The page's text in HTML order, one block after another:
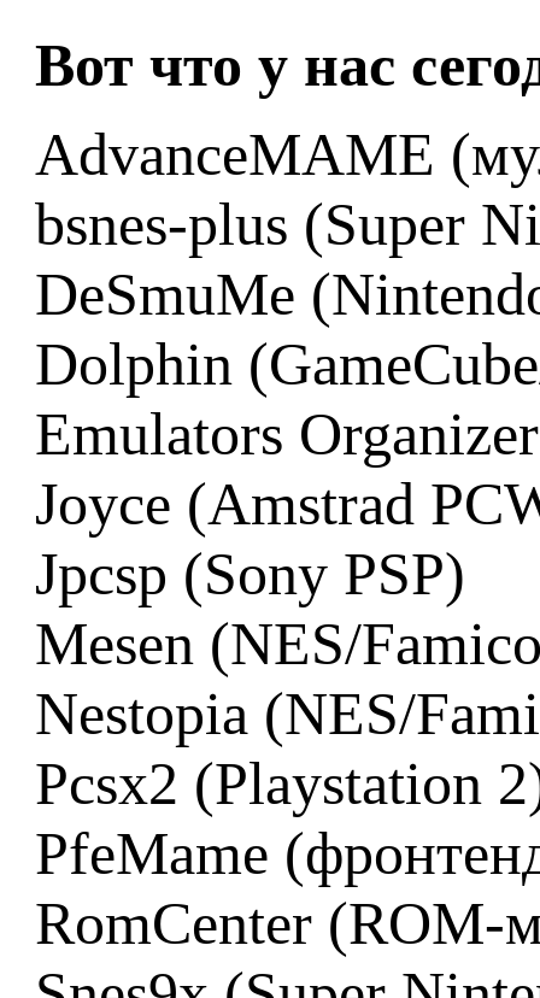
Вот что у нас
AdvanceMAME
bsnes-plus (Super
DeSmuMe
Dolphin
Emulators
Joyce (Amstrad
Jpcsp (Sony PSP)
Mesen (NES/
Nestopia (NES/
Pcsx2 (Playstation
PfeMame
RomCenter (ROM-